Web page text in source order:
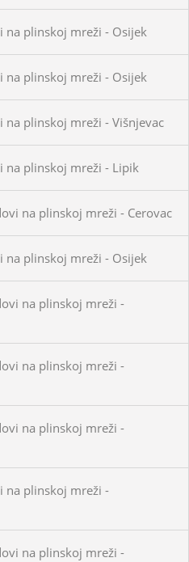
plinskoj mreži - Osijek
plinskoj mreži - Osijek
plinskoj mreži - Višnjevac
na plinskoj mreži - Lipik
na plinskoj mreži - Cerovac
plinskoj mreži - Osijek
na plinskoj mreži -
na plinskoj mreži -
na plinskoj mreži -
na plinskoj mreži -
na plinskoj mreži -